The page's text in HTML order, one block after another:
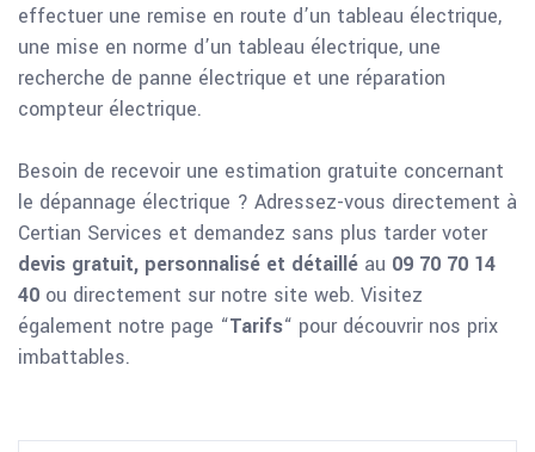
effectuer une remise en route d’un tableau électrique,
une mise en norme d’un tableau électrique, une
recherche de panne électrique et une réparation
compteur électrique.
Besoin de recevoir une estimation gratuite concernant
le dépannage électrique ? Adressez-vous directement à
Certian Services et demandez sans plus tarder voter
devis gratuit, personnalisé et détaillé au 09 70 70 14
40 ou directement sur notre site web. Visitez
également notre page “Tarifs“ pour découvrir nos prix
imbattables.